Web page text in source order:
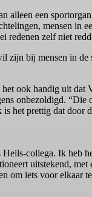
een
mensen in
redenen zelf niet
zijn bij mensen in de
ook handig uit dat
onbezoldigd. “Die
het prettig dat door
collega. Ik heb
uitstekend,
om iets voor elkaar